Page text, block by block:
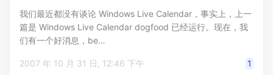
我们最近都没有谈论 Windows Live Calendar，事实上，上一
篇是 Windows Live Calendar dogfood 已经运行。现在，我
们有一个好消息，be…
2007 年 10 月 31 日, 12:46 下午 1